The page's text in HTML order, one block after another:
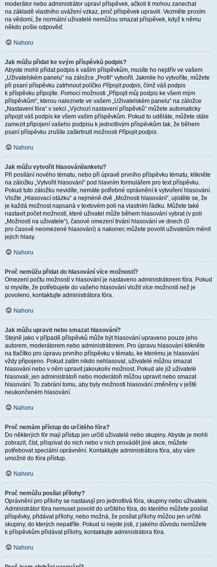
moderátor nebo administrátor upraví příspěvek, ačkoli ti mohou zanechat
na základě vlastního uvážení vzkaz, proč příspěvek upravili. Vezměte prosím
na vědomí, že normální uživatelé nemůžou smazat příspěvek, když k němu
někdo pošle odpověď.
Nahoru
Jak můžu přidat ke svým příspěvků podpis?
Abyste mohli přidat podpis k vašim příspěvkům, musíte ho nejdřív ve vašem
„Uživatelském panelu“ na záložce „Profil“ vytvořit. Jakmile ho vytvoříte, můžete
při psaní příspěvku zatrhnout políčko Připojit podpis, čímž váš podpis
k příspěvku připojíte. Pomocí možnosti „Připojit můj podpis ke všem mým
příspěvkům“, kterou naleznete ve vašem „Uživatelském panelu“ na záložce
„Nastavení fóra“ v sekci „Výchozí nastavení příspěvků“ můžete automaticky
připojit váš podpis ke všem vašim příspěvkům. Pokud to uděláte, můžete stále
zamezit připojení vašeho podpisu k jednotlivým příspěvkům tak, že během
psaní příspěvku zrušíte zaškrtnutí možnosti Připojit podpis.
Nahoru
Jak můžu vytvořit hlasování/anketu?
Při posílání nového tématu, nebo při úpravě prvního příspěvku tématu, klikněte
na záložku „Vytvořit hlasování“ pod hlavním formulářem pro text příspěvku.
Pokud tuto záložku nevidíte, nemáte potřebné oprávnění k vytvoření hlasování.
Vložte „Hlasovací otázku“ a nejméně dvě „Možnosti hlasování“, ujistěte se, že
je každá možnost napsaná v textovém poli na vlastním řádku. Můžete také
nastavit počet možností, které uživatel může během hlasování vybrat (v poli
„Možností na uživatele“), časové omezení trvání hlasování ve dnech (0
pro časově neomezené hlasování) a nakonec můžete povolit uživatelům měnit
jejich hlasy.
Nahoru
Proč nemůžu přidat do hlasování více možností?
Omezení počtu možností v hlasování je nastaveno administrátorem fóra. Pokud
si myslíte, že potřebujete do vašeho hlasování vložit více možností než je
povoleno, kontaktujte administrátora fóra.
Nahoru
Jak můžu upravit nebo smazat hlasování?
Stejně jako v případě příspěvků může být hlasování upraveno pouze jeho
autorem, moderátorem nebo administrátorem. Pro úpravu hlasování klikněte
na tlačítko pro úpravu prvního příspěvku v tématu, ke kterému je hlasování
vždy připojeno. Pokud zatím nikdo nehlasoval, uživatelé můžou smazat
hlasování nebo v něm upravit jakoukoliv možnost. Pokud ale již uživatelé
hlasovali, jen administrátoři nebo moderátoři můžou upravit nebo smazat
hlasování. To zabrání tomu, aby byly možnosti hlasování změněny v ještě
neukončeném hlasování.
Nahoru
Proč nemám přístup do určitého fóra?
Do některých fór mají přístup jen určití uživatelé nebo skupiny. Abyste je mohli
zobrazit, číst, přispívat do nich nebo v nich provádět jiné akce, můžete
potřebovat speciální oprávnění. Kontaktujte administrátora fóra, aby vám
umožnil do fóra přístup.
Nahoru
Proč nemůžu posílat přílohy?
Oprávnění pro přílohy se nastavují pro jednotlivá fóra, skupiny nebo uživatele.
Administrátor fóra nemusel povolit do určitého fóra, do kterého můžete posílat
příspěvky, přidávat přílohy, nebo možná, že posílat přílohy můžou jen určité
skupiny, do kterých nepatříte. Pokud si nejste jisti, z jakého důvodu nemůžete
k příspěvkům přidávat přílohy, kontaktujte administrátora fóra.
Nahoru